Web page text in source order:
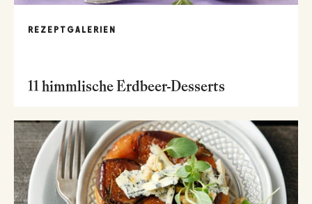
REZEPTGALERIEN
11 himmlische Erdbeer-Desserts